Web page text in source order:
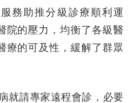
助推分級診療順利運
院的壓力，均衡了各級醫
療的可及性，緩解了群眾
請專家遠程會診，必要